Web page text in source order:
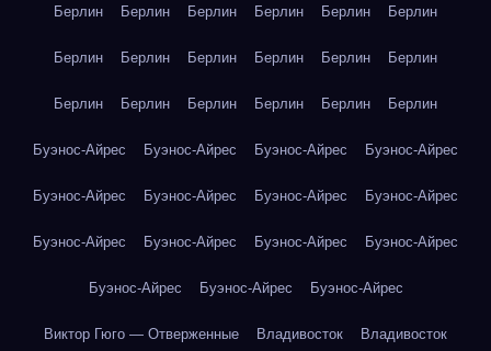
Берлин Берлин Берлин Берлин Берлин Берлин
Берлин Берлин Берлин Берлин Берлин Берлин
Берлин Берлин Берлин Берлин Берлин Берлин
Буэнос-Айрес Буэнос-Айрес Буэнос-Айрес Буэнос-Айрес
Буэнос-Айрес Буэнос-Айрес Буэнос-Айрес Буэнос-Айрес
Буэнос-Айрес Буэнос-Айрес Буэнос-Айрес Буэнос-Айрес
Буэнос-Айрес Буэнос-Айрес Буэнос-Айрес
Виктор Гюго — Отверженные Владивосток Владивосток